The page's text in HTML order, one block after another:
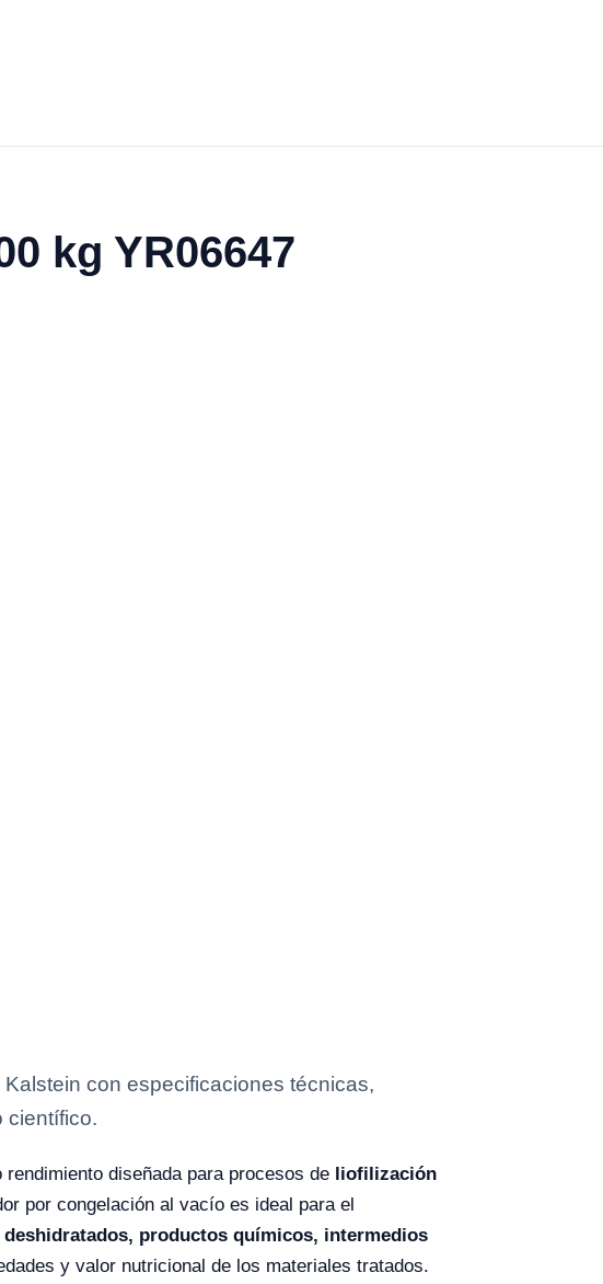
kg YR06647
con especificaciones técnicas,
científico.
diseñada para procesos de liofilización
por congelación al vacío es ideal para el
productos químicos, intermedios
y valor nutricional de los materiales tratados.